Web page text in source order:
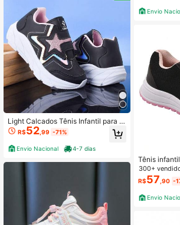
Light Calcados Tênis Infantil para M
eninas Calce Fácil Estrela Delicado
Conforto Premium
R$52,99 -71%
Envio Nacional 4-7 dias
Envio
Tênis
menina
ortável fácil
300+
R$57,90 -
Envio